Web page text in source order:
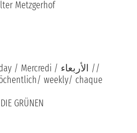
Metzgerhof
Mittwoch / Wednesday / Mercredi / الأربعاء //
weekly/ chaque
GRÜNEN